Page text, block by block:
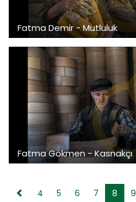
Fatma Demir - Mutluluk
Fatma Gökmen - Kasnakçı
4 5 6 7 8 9